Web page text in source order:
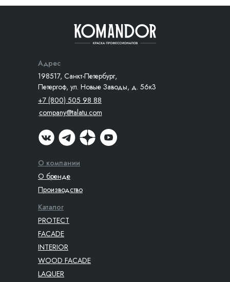
+7 (800) 505 98 88
198517, Санкт-Петербург,
Петергоф, ул. Новые Заводы, д. 56к3
Адрес
company@talatu.com
О компании
О бренде
Производство
Каталог
PROTECT
WOOD FACADE
FACADE
INTERIOR
LAQUER